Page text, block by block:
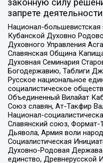
законную силу
запрете
Национал-
Кубанской Духовно
Духовного Управления
Славянская Община
Духовная Семинария
Богодержавию, Таблиги
Русское национальное
социалистическое
Объединенный Вилайат
Союз славян, Ат-Такфир
Национал-
Славянский союз, Формат-
Дьявола, Армия воли
Социалистическая
Духовно-Родовая Держава
единство, Древнерусской